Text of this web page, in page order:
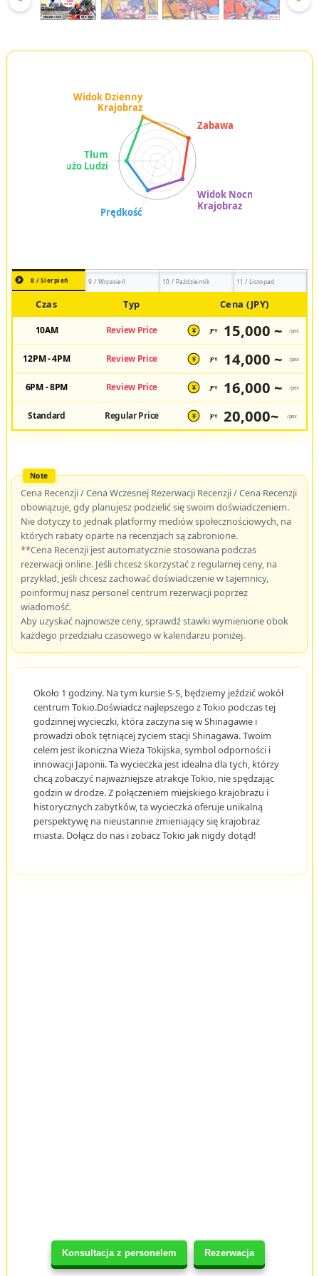
Konsultacja z personelem Rezerwacja
8 / Sierpień 9 / Wrzesień 10 / Październik 11 / Listopad
Czas Typ Cena (JPY)
10AM Review Price ¥ JPY 15,000 ~ /pax
12PM - 4PM Review Price ¥ JPY 14,000 ~ /pax
6PM - 8PM Review Price ¥ JPY 16,000 ~ /pax
Standard Regular Price ¥ JPY 20,000~ /pax
Cena Recenzji / Cena Wczesnej Rezerwacji Recenzji / Cena Recenzji
obowiązuje, gdy planujesz podzielić się swoim doświadczeniem.
Nie dotyczy to jednak platformy mediów społecznościowych, na
których rabaty oparte na recenzjach są zabronione.
**Cena Recenzji jest automatycznie stosowana podczas
rezerwacji online. Jeśli chcesz skorzystać z regularnej ceny, na
przykład, jeśli chcesz zachować doświadczenie w tajemnicy,
poinformuj nasz personel centrum rezerwacji poprzez
wiadomość.
Aby uzyskać najnowsze ceny, sprawdź stawki wymienione obok
każdego przedziału czasowego w kalendarzu poniżej.
Około 1 godziny. Na tym kursie S-S, będziemy jeździć wokół
centrum Tokio.Doświadcz najlepszego z Tokio podczas tej
godzinnej wycieczki, która zaczyna się w Shinagawie i
prowadzi obok tętniącej życiem stacji Shinagawa. Twoim
celem jest ikoniczna Wieża Tokijska, symbol odporności i
innowacji Japonii. Ta wycieczka jest idealna dla tych, którzy
chcą zobaczyć najważniejsze atrakcje Tokio, nie spędzając
godzin w drodze. Z połączeniem miejskiego krajobrazu i
historycznych zabytków, ta wycieczka oferuje unikalną
perspektywę na nieustannie zmieniający się krajobraz
miasta. Dołącz do nas i zobacz Tokio jak nigdy dotąd!